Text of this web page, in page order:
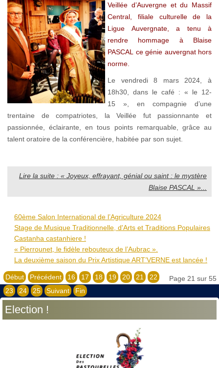
Veillée d’Auvergne et du Massif
Central, filiale culturelle de la
Ligue Auvergnate, a tenu à
rendre hommage à Blaise
PASCAL ce génie auvergnat hors
norme.
Le vendredi 8 mars 2024, à
18h30, dans le café : « le 12-
15 », en compagnie d’une
trentaine de compatriotes, la Veillée fut passionnante et
passionnée, éclairante, en tous points remarquable, grâce au
talent oratoire de la conférencière, habitée par son sujet.
Lire la suite : « Joyeux, effrayant, génial ou saint : le mystère
Blaise PASCAL »...
60ème Salon International de l’Agriculture 2024
Stage de Musique Traditionnelle, d'Arts et Traditions Populaires
Castanha castanhiere !
« Pierrounet, le fidèle rebouteux de l’Aubrac ».
La deuxième saison du Prix Artistique ART’VERNE est lancée !
Page 21 sur 55
Début Précédent 16 17 18 19 20 21
22
23
24 25 Suivant Fin
Election !